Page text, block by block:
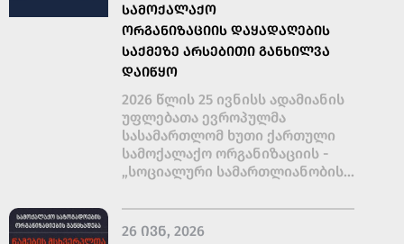
ᲡᲐᲛᲝᲥᲐᲚᲐᲥᲝ
ᲝᲠᲒᲐᲜᲘᲖᲐᲪᲘᲘᲡ ᲓᲐᲧᲐᲓᲐᲦᲔᲑᲘᲡ
ᲡᲐᲥᲛᲔᲖᲔ ᲐᲠᲡᲔᲑᲘᲗᲘ ᲒᲐᲜᲮᲘᲚᲕᲐ
ᲓᲐᲘᲬᲧᲝ
2026 წლის 25 ივნისს ადამიანის
უფლებათა ევროპულმა
სასამართლომ ხუთი ქართული
სამოქალაქო ორგანიზაციის -
„სოციალური სამართლიანობის...
26 ᲘᲕᲜ, 2026